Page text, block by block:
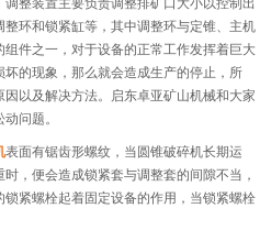
环和锁紧缸等，其中调整环与定锥、主机
件之一，对于设备的正常工作发挥着巨大
的现象，那么就会造成生产的停止，所
以及解决方法。启东卓亚矿山机械和大家
问题。
表面有锯齿形螺纹，当圆锥破碎机长期运
，便会造成锁紧套与调整套的间隙不当，
紧螺栓起着固定设备的作用，当锁紧螺栓